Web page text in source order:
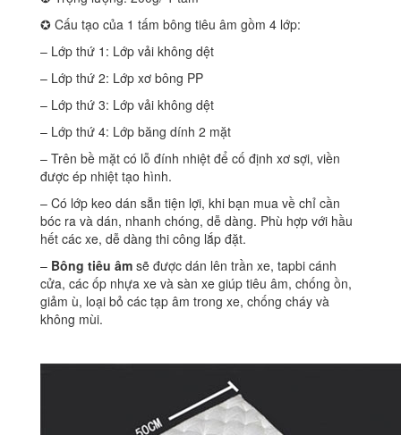
✪ Cấu tạo của 1 tấm bông tiêu âm gồm 4 lớp:
– Lớp thứ 1: Lớp vải không dệt
– Lớp thứ 2: Lớp xơ bông PP
– Lớp thứ 3: Lớp vải không dệt
– Lớp thứ 4: Lớp băng dính 2 mặt
– Trên bề mặt có lỗ đính nhiệt để cố định xơ sợi, viền
được ép nhiệt tạo hình.
– Có lớp keo dán sẵn tiện lợi, khi bạn mua về chỉ cần
bóc ra và dán, nhanh chóng, dễ dàng. Phù hợp với hầu
hết các xe, dễ dàng thi công lắp đặt.
– Bông tiêu âm sẽ được dán lên trần xe, tapbi cánh
cửa, các ốp nhựa xe và sàn xe giúp tiêu âm, chống ồn,
giảm ù, loại bỏ các tạp âm trong xe, chống cháy và
không mùi.